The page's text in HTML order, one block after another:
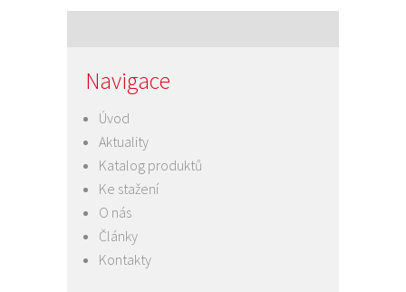
Navigace
Úvod
Aktuality
Katalog produktů
Ke stažení
O nás
Články
Kontakty